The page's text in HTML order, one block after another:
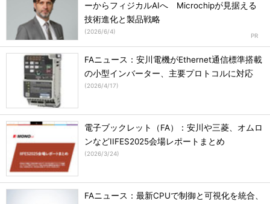
ーからフィジカルAIへ Microchipが見据える
技術進化と製品戦略
(2026/6/4)
FAニュース：安川電機がEthernet通信標準搭載
の小型インバーター、主要プロトコルに対応
(2026/4/17)
電子ブックレット（FA）：安川や三菱、オムロ
ンなどIIFES2025会場レポートまとめ
(2026/3/24)
FAニュース：最新CPUで制御と可視化を統合、